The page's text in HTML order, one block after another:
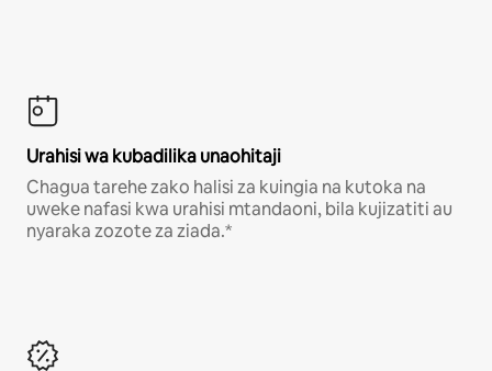
Urahisi wa kubadilika unaohitaji
Chagua tarehe zako halisi za kuingia na kutoka na
uweke nafasi kwa urahisi mtandaoni, bila kujizatiti au
nyaraka zozote za ziada.*